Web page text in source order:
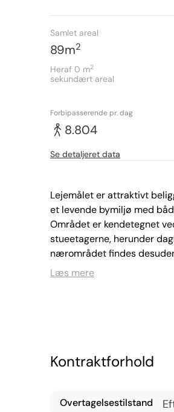
Samlet areal
89m2
Heraf 0 m2
sekundært areal
Forbipasserende pr. dag
8.804
Se detaljeret data
Lejemålet er attraktivt
et levende bymiljø med
Området er kendetegnet
stueetagerne, herunder
nærområdet findes
kundestrøm.
Lejemålet egner sig ideelt
apotekssalg,
Læs mere
Kontraktforhold
Overtagelsestilstand